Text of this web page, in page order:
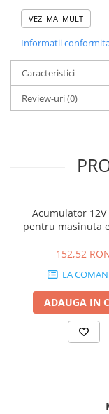
VEZI MAI MULT
Informatii
Caracteristici
Review-uri(0)
Acumulator 12V
pentru masinuta
152,52
LA
ADAUGA IN